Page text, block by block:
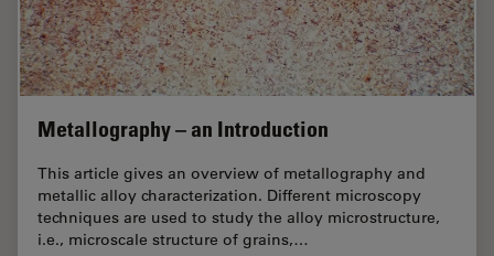
Metallography – an Introduction
This article gives an overview of metallography and
metallic alloy characterization. Different microscopy
techniques are used to study the alloy microstructure,
i.e., microscale structure of grains,…